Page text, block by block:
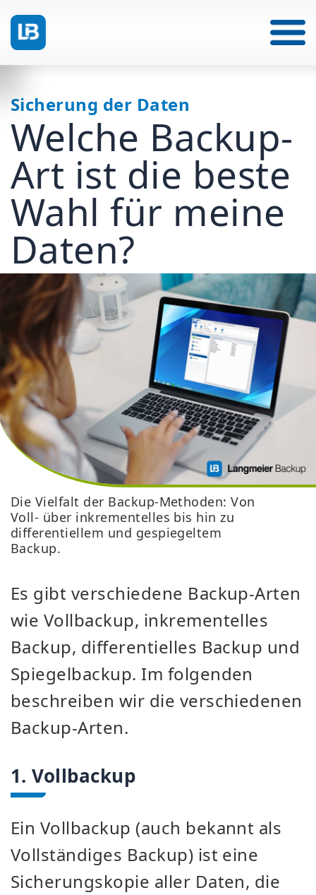
Sicherung der Daten
Welche Backup-
Art ist die beste
Wahl für meine
Daten?
Die Vielfalt der Backup-Methoden: Von
Voll- über inkrementelles bis hin zu
differentiellem und gespiegeltem
Backup.
Es gibt verschiedene Backup-Arten
wie Vollbackup, inkrementelles
Backup, differentielles Backup und
Spiegelbackup. Im folgenden
beschreiben wir die verschiedenen
Backup-Arten.
1. Vollbackup
Ein Vollbackup (auch bekannt als
Vollständiges Backup) ist eine
Sicherungskopie aller Daten, die